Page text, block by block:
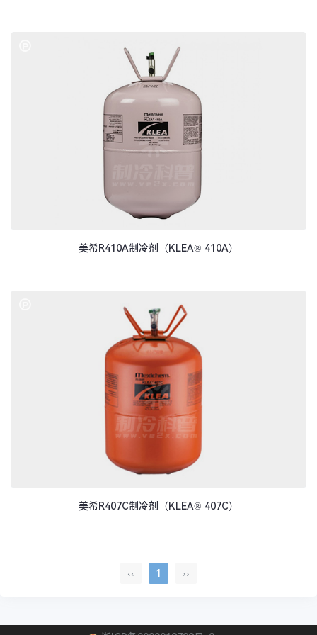
美希R410A制冷剂（KLEA® 410A）
美希R407C制冷剂（KLEA® 407C）
‹‹ 1 ››